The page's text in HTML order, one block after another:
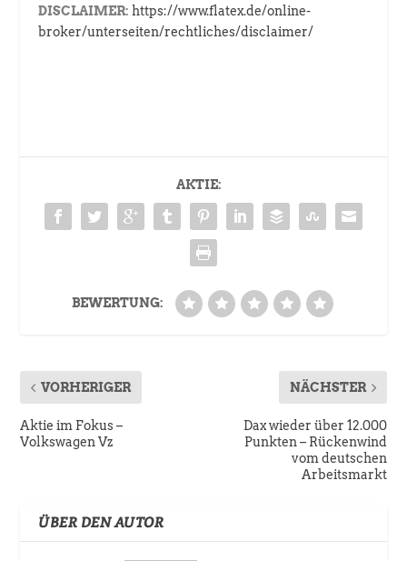
DISCLAIMER: https://www.flatex.de/online-
broker/unterseiten/rechtliches/disclaimer/
AKTIE:
BEWERTUNG:
VORHERIGER
Aktie im Fokus –
Volkswagen Vz
NÄCHSTER
Dax wieder über 12.000
Punkten – Rückenwind
vom deutschen
Arbeitsmarkt
ÜBER DEN AUTOR